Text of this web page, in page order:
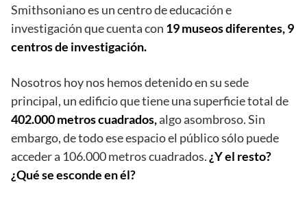
Smithsoniano es un centro de educación e
investigación que cuenta con 19 museos diferentes, 9
centros de investigación.
Nosotros hoy nos hemos detenido en su sede
principal, un edificio que tiene una superficie total de
402.000 metros cuadrados,algo asombroso. Sin
embargo, de todo ese espacio el público sólo puede
acceder a 106.000 metros cuadrados. ¿Y el resto?
¿Qué se esconde en él?